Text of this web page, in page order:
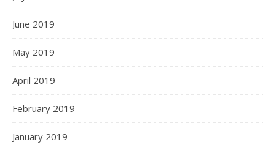
June 2019
May 2019
April 2019
February 2019
January 2019